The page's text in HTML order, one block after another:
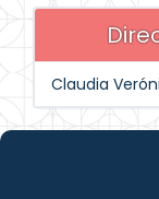
Claudia